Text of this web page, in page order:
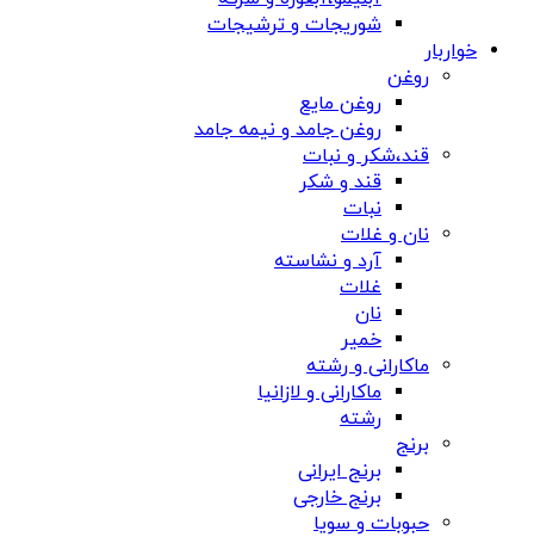
شوریجات و ترشیجات
خواربار
روغن
روغن مایع
روغن جامد و نیمه جامد
قند،شکر و نبات
قند و شکر
نبات
نان و غلات
آرد و نشاسته
غلات
نان
خمیر
ماکارانی و رشته
ماکارانی و لازانیا
رشته
برنج
برنج ایرانی
برنج خارجی
حبوبات و سویا